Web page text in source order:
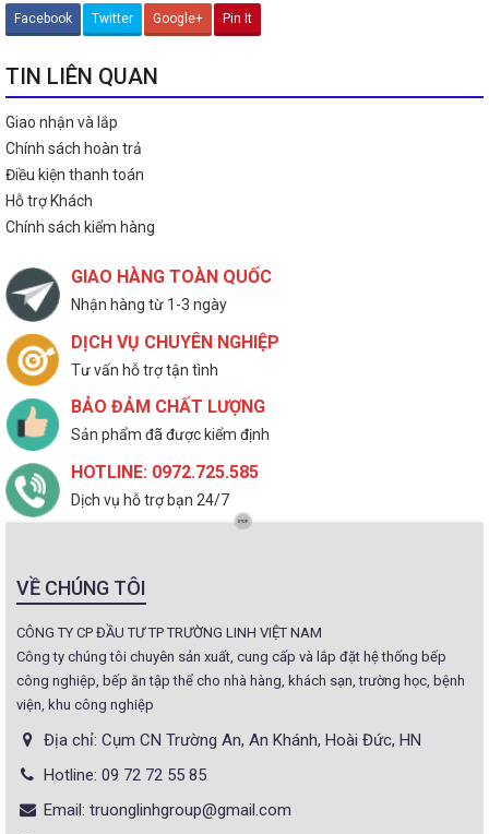
Facebook Twitter Google+ Pin It
TIN LIÊN QUAN
Giao nhận và lắp
Chính sách hoàn trả
Điều kiện thanh toán
Hỗ trợ Khách
Chính sách kiểm hàng
GIAO HÀNG TOÀN QUỐC
Nhận hàng từ 1-3 ngày
DỊCH VỤ CHUYÊN NGHIỆP
Tư vấn hỗ trợ tận tình
BẢO ĐẢM CHẤT LƯỢNG
Sản phẩm đã được kiểm định
HOTLINE: 0972.725.585
Dịch vụ hỗ trợ bạn 24/7
VỀ CHÚNG TÔI
CÔNG TY CP ĐẦU TƯ TP TRƯỜNG LINH VIỆT NAM
Công ty chúng tôi chuyên sản xuất, cung cấp và lắp đặt hệ thống bếp
công nghiệp, bếp ăn tập thể cho nhà hàng, khách sạn, trường học, bệnh
viện, khu công nghiệp
Địa chỉ: Cụm CN Trường An, An Khánh, Hoài Đức, HN
Hotline: 09 72 72 55 85
Email: truonglinhgroup@gmail.com